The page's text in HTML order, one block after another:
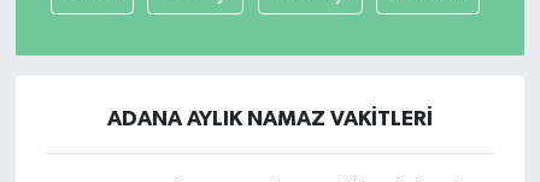
ADANA AYLIK NAMAZ VAKITLERI